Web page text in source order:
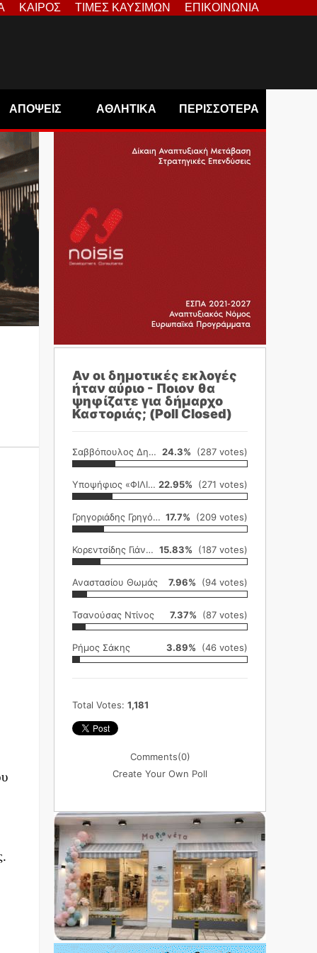
ΚΑΙΡΟΣ ΤΙΜΕΣ ΚΑΥΣΙΜΩΝ ΕΠΙΚΟΙΝΩΝΙΑ
ΑΠΟΨΕΙΣ ΑΘΛΗΤΙΚΑ ΠΕΡΙΣΣΟΤΕΡΑ
Αν οι δημοτικές εκλογές
ήταν αύριο - Ποιον θα
ψηφίζατε για δήμαρχο
Καστοριάς; (Poll Closed)
Σαββόπουλος Δημήτρης 24.3% (287 votes)
Υποψήφιος «ΦΙΛΙΚΗ ΕΤΑΙΡΕΙΑ» 22.95% (271 votes)
Γρηγοριάδης Γρηγόρης 17.7% (209 votes)
Κορεντσίδης Γιάννης 15.83% (187 votes)
Αναστασίου Θωμάς 7.96% (94 votes)
Τσανούσας Ντίνος 7.37% (87 votes)
Ρήμος Σάκης 3.89% (46 votes)
Total Votes: 1,181
Comments(0)
Create Your Own Poll